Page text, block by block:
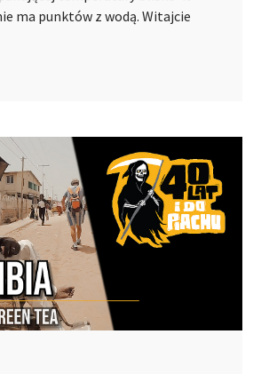
ma punktów z wodą. Witajcie